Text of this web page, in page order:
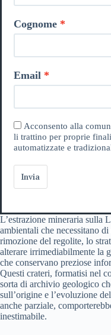
Cognome
Email
Acconsento alla
li trattino per proprie
automatizzate e
Invia
L’estrazione mineraria sulla
ambientali che necessitano
rimozione del regolite, lo
alterare irrimediabilmente la
che conservano preziose
Questi crateri, formatisi nel
sorta di archivio geologico
sull’origine e l’evoluzione
anche parziale,
inestimabile.